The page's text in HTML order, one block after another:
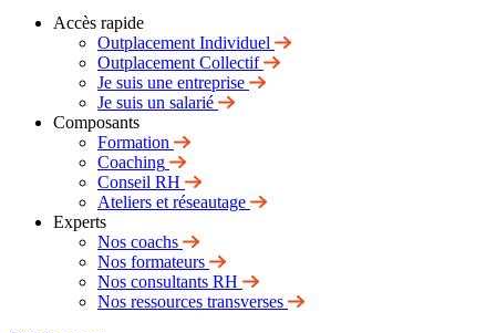
Accès rapide
Outplacement Individuel
Outplacement Collectif
Je suis une entreprise
Je suis un salarié
Composants
Formation
Coaching
Conseil RH
Ateliers et réseautage
Experts
Nos coachs
Nos formateurs
Nos consultants RH
Nos ressources transverses